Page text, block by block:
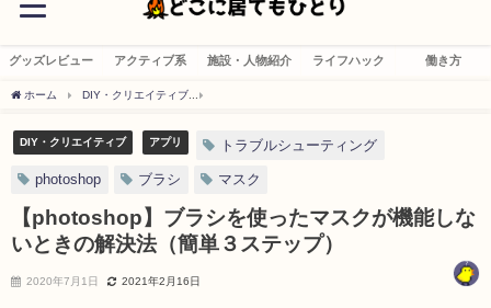
グッズレビュー アクティブ系 施設・人物紹介 ライフハック 働き方
ホーム DIY・クリエイティブ
DIY・クリエイティブ アプリ トラブルシューティング
photoshop ブラシ マスク
【photoshop】ブラシを使ったマスクが機能しな
いときの解決法（簡単３ステップ）
2020年7月1日 2021年2月16日